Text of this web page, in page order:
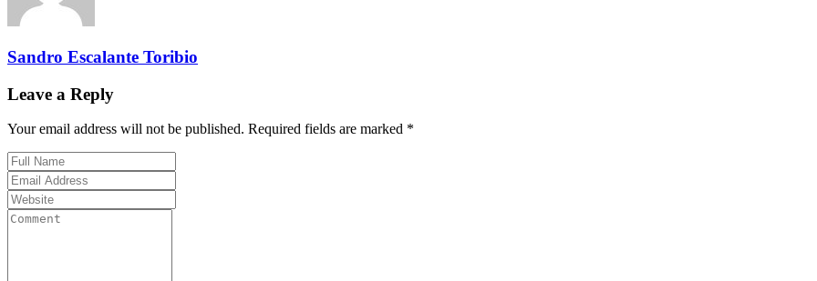
Sandro Escalante Toribio
Leave a Reply
Your email address will not be published. Required fields are marked *